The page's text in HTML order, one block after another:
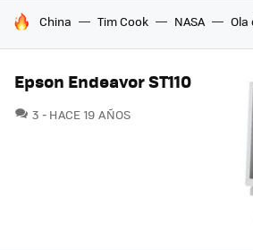
HOY SE HABLA DE
China Tim Cook NASA Ola
Epson Endeavor ST110
3 COMENTARIOS
HACE 19 AÑOS